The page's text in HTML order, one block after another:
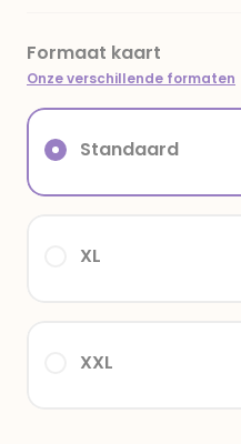
Formaat kaart
Onze verschillende formaten
XXL
XL
Standaard